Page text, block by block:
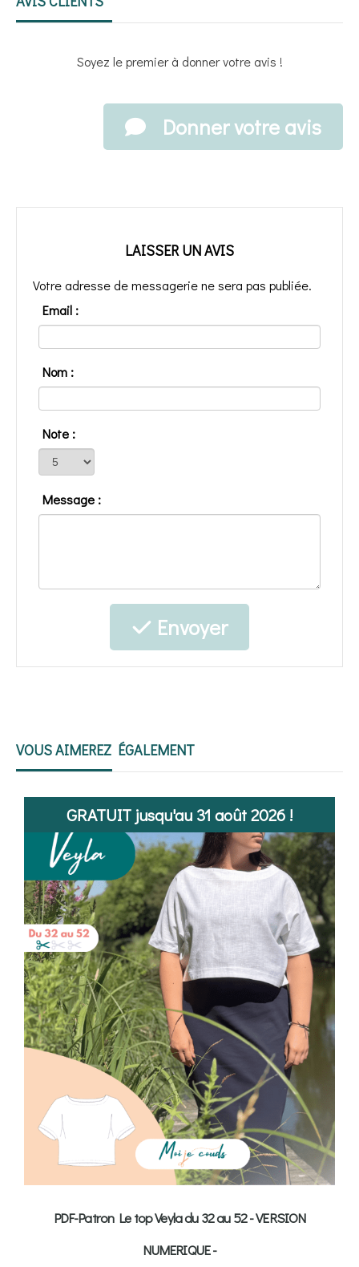
Soyez le premier à donner votre avis !
Donner votre avis
LAISSER UN AVIS
Votre adresse de messagerie ne sera pas publiée.
Email :
Nom :
Note :
Message :
Envoyer
VOUS AIMEREZ ÉGALEMENT
PDF-Patron Le top Veyla du 32 au 52 - VERSION
NUMERIQUE -
GRATUIT jusqu'au 31 août 2026 !